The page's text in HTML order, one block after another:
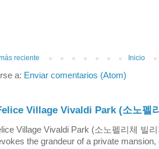
reciente Inicio
a: Enviar comentarios (Atom)
Village Vivaldi Park (소노펠
Village Vivaldi Park (소노펠리체 빌
the grandeur of a private